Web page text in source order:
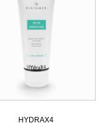
HYDRAX4